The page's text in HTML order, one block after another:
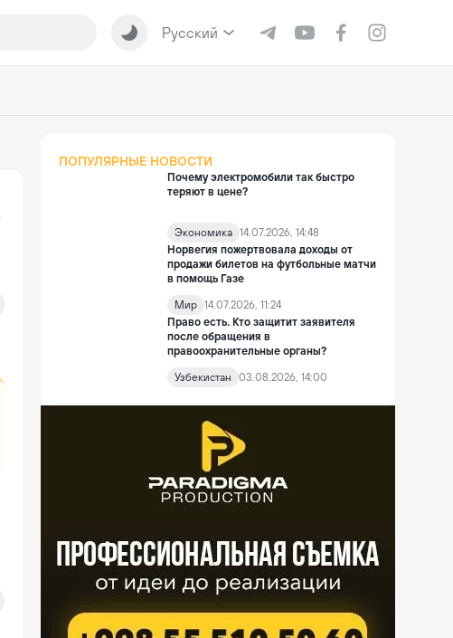
Русский
ПОПУЛЯРНЫЕ НОВОСТИ
Почему электромобили так быстро
теряют в цене?
Экономика 14.07.2026, 14:48
Норвегия пожертвовала доходы от
продажи билетов на футбольные матчи
в помощь Газе
Мир 14.07.2026, 11:24
Право есть. Кто защитит заявителя
после обращения в
правоохранительные органы?
Узбекистан 03.08.2026, 14:00